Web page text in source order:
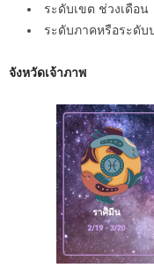
ระดับเขต ช่วงเดือน
ระดับภาคหรือระดับ
จังหวัดเจ้าภาพ